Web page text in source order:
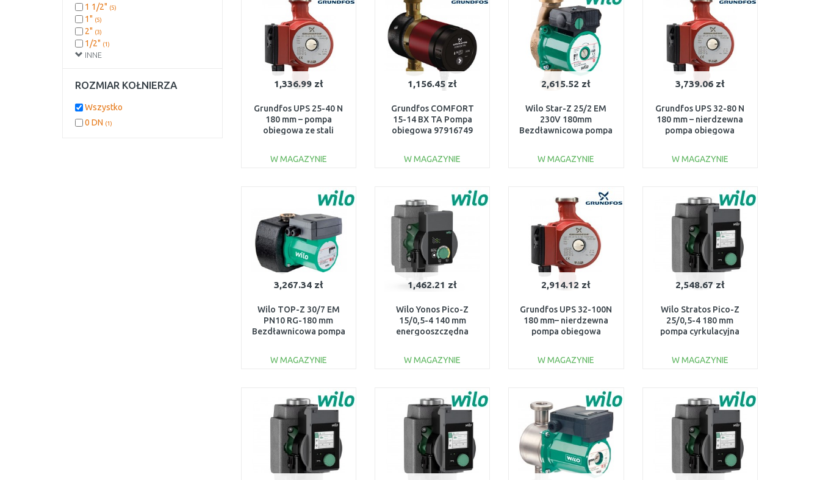
1,336.99 zł
Grundfos UPS 25-40 N
180 mm – pompa
obiegowa ze stali
W MAGAZYNIE
Do porównania
1,156.45 zł
Grundfos COMFORT
15-14 BX TA Pompa
obiegowa 97916749
W MAGAZYNIE
Do porównania
2,615.52 zł
Wilo Star-Z 25/2 EM
230V 180mm
Bezdławnicowa pompa
W MAGAZYNIE
Do porównania
3,739.06 zł
Grundfos UPS 32-80 N
180 mm – nierdzewna
pompa obiegowa
W MAGAZYNIE
Do porównania
3,267.34 zł
Wilo TOP-Z 30/7 EM
PN10 RG-180 mm
Bezdławnicowa pompa
W MAGAZYNIE
Do porównania
1,462.21 zł
Wilo Yonos Pico-Z
15/0,5-4 140 mm
energooszczędna
W MAGAZYNIE
Do porównania
2,914.12 zł
Grundfos UPS 32-100N
180 mm– nierdzewna
pompa obiegowa
W MAGAZYNIE
Do porównania
2,548.67 zł
Wilo Stratos Pico-Z
25/0,5-4 180 mm
pompa cyrkulacyjna
W MAGAZYNIE
Do porównania
INNE
1 1/2" (5)
1" (5)
2" (3)
1/2" (1)
ROZMIAR KOŁNIERZA
Wszystko
0 DN (1)